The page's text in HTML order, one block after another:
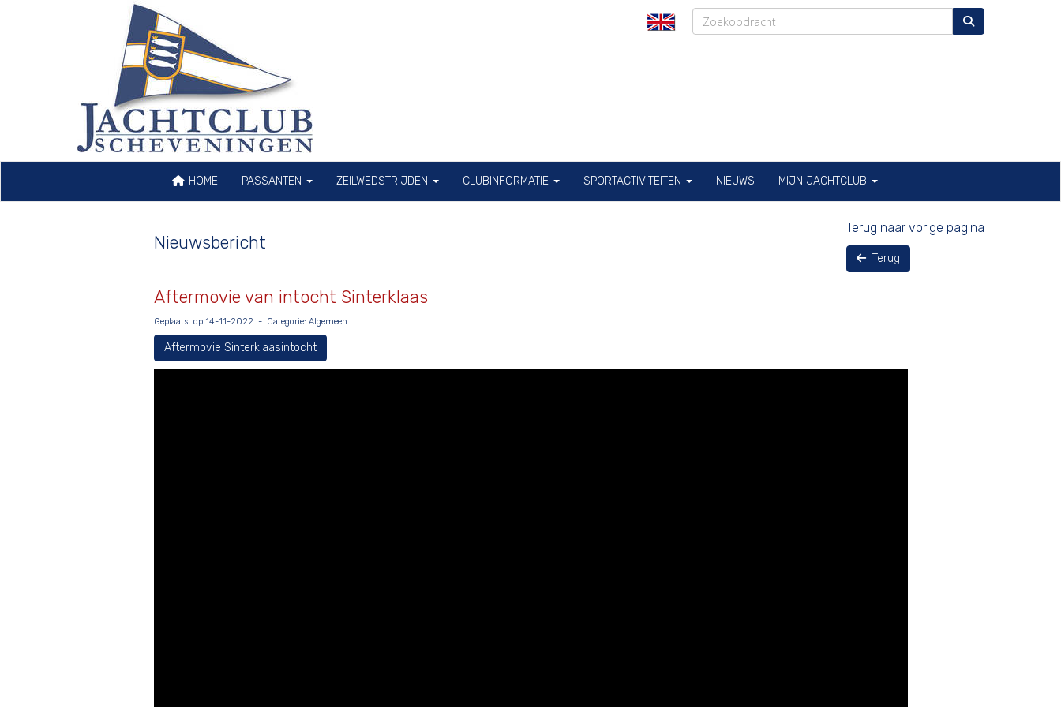
HOME PASSANTEN ZEILWEDSTRIJDEN CLUBINFORMATIE SPORTACTIVITEITEN NIEUWS MIJN JACHTCLUB
Nieuwsbericht
Terug naar vorige pagina
Terug
Aftermovie van intocht Sinterklaas
Geplaatst op 14-11-2022 - Categorie: Algemeen
Aftermovie Sinterklaasintocht